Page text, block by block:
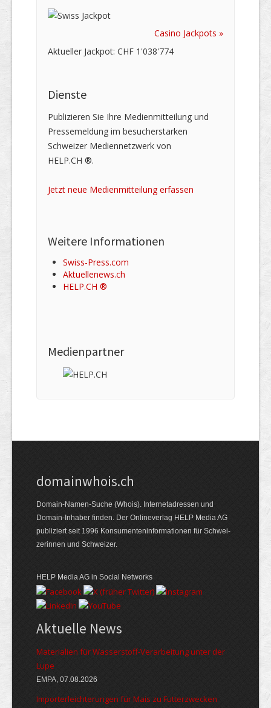
Casino Jackpots »
Aktueller Jackpot: CHF 1'038'774
Dienste
Publizieren Sie Ihre Medienmitteilung und
Pressemeldung im besucherstarken
Schweizer Mediennetzwerk von
HELP.CH ®.
Jetzt neue Medienmitteilung erfassen
Weitere Informationen
Swiss-Press.com
Aktuellenews.ch
HELP.CH ®
Medienpartner
domainwhois.ch
Domain-Namen-Suche (Whois). Internet­adressen und
Domain-Inhaber finden. Der Online­verlag HELP Media AG
publiziert seit 1996 Konsumenten­informationen für Schwei­
zerinnen und Schweizer.
HELP Media AG in Social Networks
Aktuelle News
Materialien für Wasserstoff-Verarbeitung unter der
Lupe
EMPA, 07.08.2026
Importerleichterungen für Mais zu Futterzwecken